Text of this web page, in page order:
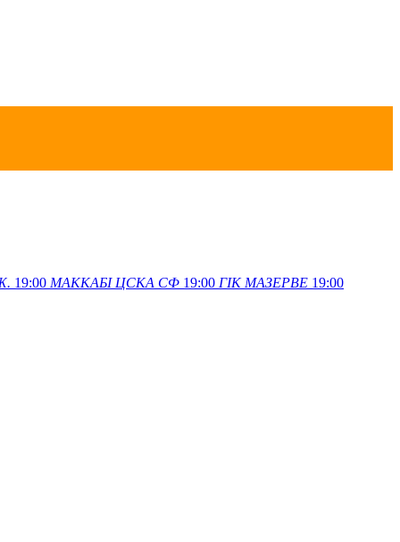
19:00 МАККАБІ ЦСКА СФ 19:00 ГІК МАЗЕРВЕ 19:00